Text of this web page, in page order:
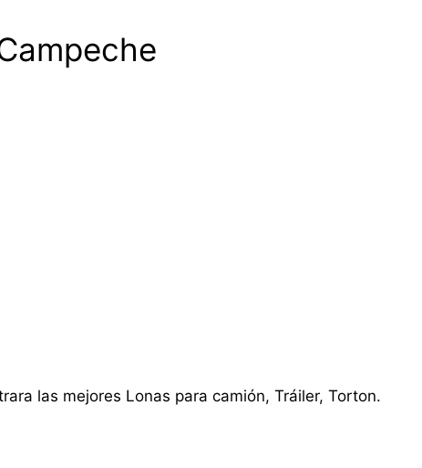
las mejores Lonas para camión, Tráiler, Torton.